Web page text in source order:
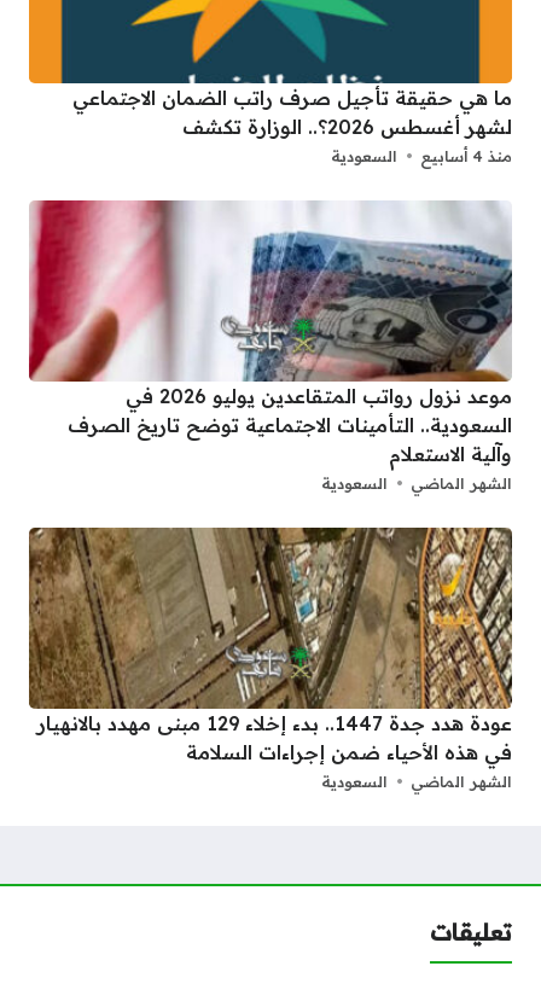
ما هي حقيقة تأجيل صرف راتب الضمان الاجتماعي
لشهر أغسطس 2026؟.. الوزارة تكشف
منذ 4 أسابيع السعودية
موعد نزول رواتب المتقاعدين يوليو 2026 في
السعودية.. التأمينات الاجتماعية توضح تاريخ الصرف
وآلية الاستعلام
الشهر الماضي السعودية
عودة هدد جدة 1447.. بدء إخلاء 129 مبنى مهدد بالانهيار
في هذه الأحياء ضمن إجراءات السلامة
الشهر الماضي السعودية
تعليقات